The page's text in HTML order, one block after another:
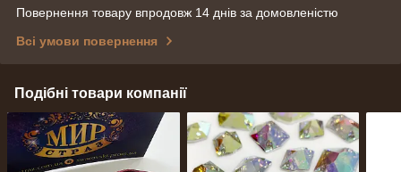
Повернення товару впродовж 14 днів за домовленістю
Всі умови повернення
Подібні товари компанії